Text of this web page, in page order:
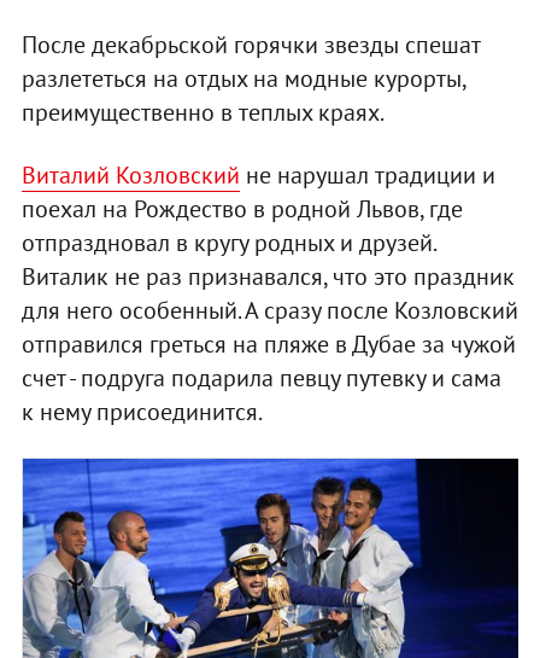
После декабрьской горячки звезды спешат
разлететься на отдых на модные курорты,
преимущественно в теплых краях.
Виталий Козловский не нарушал традиции и
поехал на Рождество в родной Львов, где
отпраздновал в кругу родных и друзей.
Виталик не раз признавался, что это праздник
для него особенный. А сразу после Козловский
отправился греться на пляже в Дубае за чужой
счет - подруга подарила певцу путевку и сама
к нему присоединится.